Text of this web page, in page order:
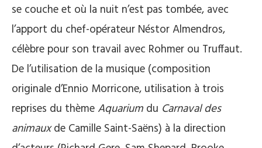
se couche et où la nuit n’est pas tombée, avec
l’apport du chef-opérateur Néstor Almendros,
célèbre pour son travail avec Rohmer ou Truffaut.
De l’utilisation de la musique (composition
originale d’Ennio Morricone, utilisation à trois
reprises du thème Aquarium du Carnaval des
animauxde Camille Saint-Saëns) à la direction